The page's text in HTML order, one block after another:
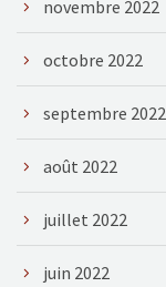
novembre 2022
octobre 2022
septembre 2022
août 2022
juillet 2022
juin 2022